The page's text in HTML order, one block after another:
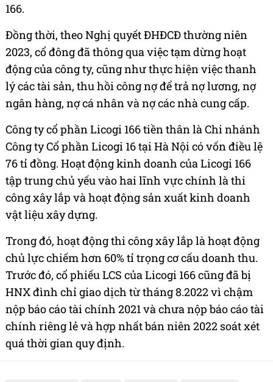
166.
Đồng thời, theo Nghị quyết ĐHĐCĐ thường niên
2023, cổ đông đã thông qua việc tạm dừng hoạt
động của công ty, cũng như thực hiện việc thanh
lý các tài sản, thu hồi công nợ để trả nợ lương, nợ
ngân hàng, nợ cá nhân và nợ các nhà cung cấp.
Công ty cổ phần Licogi 166 tiền thân là Chi nhánh
Công ty Cổ phần Licogi 16 tại Hà Nội có vốn điều lệ
76 tỉ đồng. Hoạt động kinh doanh của Licogi 166
tập trung chủ yếu vào hai lĩnh vực chính là thi
công xây lắp và hoạt động sản xuất kinh doanh
vật liệu xây dựng.
Trong đó, hoạt động thi công xây lắp là hoạt động
chủ lực chiếm hơn 60% tỉ trọng cơ cấu doanh thu.
Trước đó, cổ phiếu LCS của Licogi 166 cũng đã bị
HNX đình chỉ giao dịch từ tháng 8.2022 vì chậm
nộp báo cáo tài chính 2021 và chưa nộp báo cáo tài
chính riêng lẻ và hợp nhất bán niên 2022 soát xét
quá thời gian quy định.